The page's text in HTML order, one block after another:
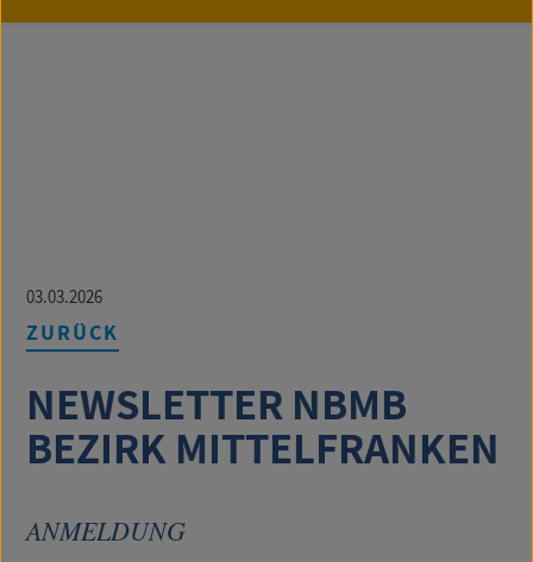
03.03.2026
ZURÜCK
NEWSLETTER NBMB
BEZIRK MITTELFRANKEN
ANMELDUNG